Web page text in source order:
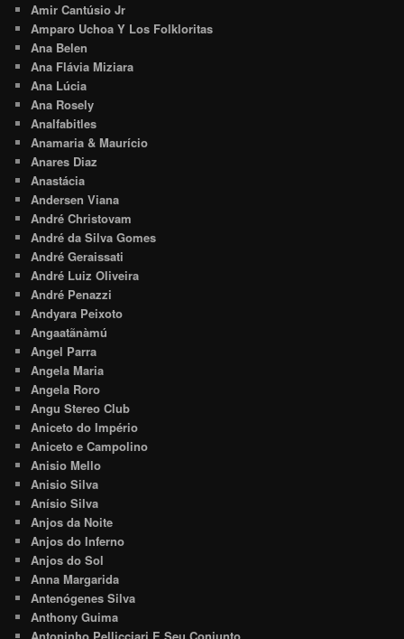
Amir Cantúsio Jr
Amparo Uchoa Y Los Folkloritas
Ana Belen
Ana Flávia Miziara
Ana Lúcia
Ana Rosely
Analfabitles
Anamaria & Maurício
Anares Diaz
Anastácia
Andersen Viana
André Christovam
André da Silva Gomes
André Geraissati
André Luiz Oliveira
André Penazzi
Andyara Peixoto
Angaatãnàmú
Angel Parra
Angela Maria
Angela Roro
Angu Stereo Club
Aniceto do Império
Aniceto e Campolino
Anisio Mello
Anisio Silva
Anísio Silva
Anjos da Noite
Anjos do Inferno
Anjos do Sol
Anna Margarida
Antenógenes Silva
Anthony Guima